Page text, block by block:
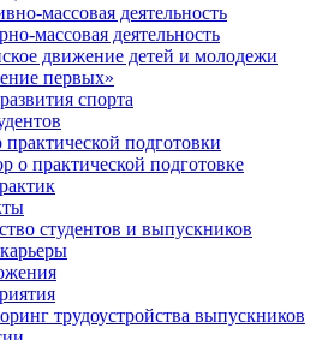
массовая деятельность
массовая деятельность
движение детей и молодежи
первых»
спорта
практической подготовки
о практической подготовке
студентов и выпускников
трудоустройства выпускников